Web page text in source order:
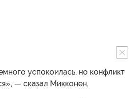
успокоилась, но конфликт
— сказал Микконен.